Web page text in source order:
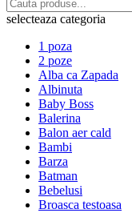
selecteaza categoria
1 poza
2 poze
Alba ca Zapada
Albinuta
Baby Boss
Balerina
Balon aer cald
Bambi
Barza
Batman
Bebelusi
Broasca testoasa